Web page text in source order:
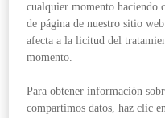
Stores
cualquier momento haciendo
de página de nuestro sitio
afecta a la licitud del
momento.
Para obtener información
compartimos datos, haz clic